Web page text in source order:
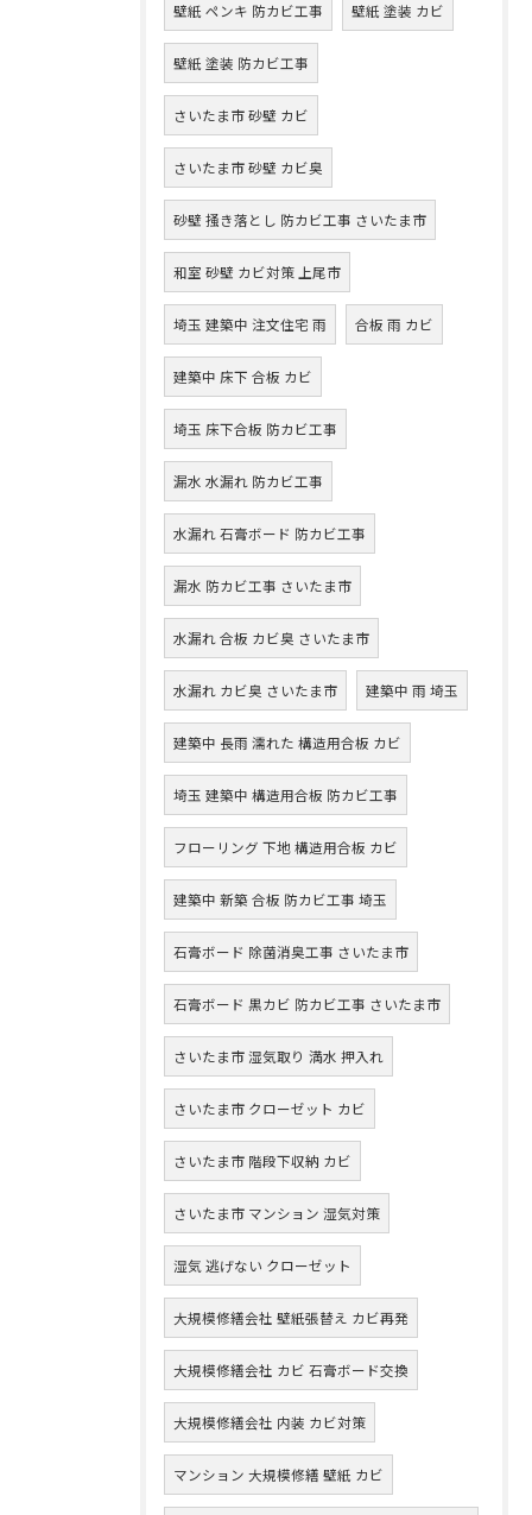
壁紙 ペンキ 防カビ工事 壁紙 塗装 カビ
壁紙 塗装 防カビ工事
さいたま市 砂壁 カビ
さいたま市 砂壁 カビ臭
砂壁 掻き落とし 防カビ工事 さいたま市
和室 砂壁 カビ対策 上尾市
埼玉 建築中 注文住宅 雨 合板 雨 カビ
建築中 床下 合板 カビ
埼玉 床下合板 防カビ工事
漏水 水漏れ 防カビ工事
水漏れ 石膏ボード 防カビ工事
漏水 防カビ工事 さいたま市
水漏れ 合板 カビ臭 さいたま市
水漏れ カビ臭 さいたま市 建築中 雨 埼玉
建築中 長雨 濡れた 構造用合板 カビ
埼玉 建築中 構造用合板 防カビ工事
フローリング 下地 構造用合板 カビ
建築中 新築 合板 防カビ工事 埼玉
石膏ボード 除菌消臭工事 さいたま市
石膏ボード 黒カビ 防カビ工事 さいたま市
さいたま市 湿気取り 満水 押入れ
さいたま市 クローゼット カビ
さいたま市 階段下収納 カビ
さいたま市 マンション 湿気対策
湿気 逃げない クローゼット
大規模修繕会社 壁紙張替え カビ再発
大規模修繕会社 カビ 石膏ボード交換
大規模修繕会社 内装 カビ対策
マンション 大規模修繕 壁紙 カビ